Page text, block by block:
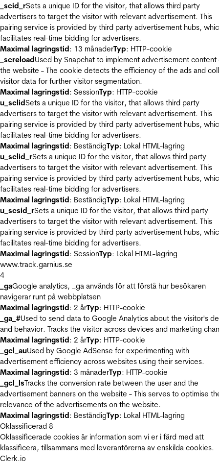
_scid_rSets a unique ID for the visitor, that allows third party
advertisers to target the visitor with relevant advertisement. This
pairing service is provided by third party advertisement hubs,
facilitates real-time bidding for advertisers.
Maximal lagringstid: 13 månaderTyp: HTTP-cookie
_screloadUsed by Snapchat to implement advertisement content
the website - The cookie detects the efficiency of the ads and
visitor data for further visitor segmentation.
Maximal lagringstid: SessionTyp: HTTP-cookie
u_sclidSets a unique ID for the visitor, that allows third party
advertisers to target the visitor with relevant advertisement. This
pairing service is provided by third party advertisement hubs,
facilitates real-time bidding for advertisers.
Maximal lagringstid: BeständigTyp: Lokal HTML-lagring
u_sclid_rSets a unique ID for the visitor, that allows third party
advertisers to target the visitor with relevant advertisement. This
pairing service is provided by third party advertisement hubs,
facilitates real-time bidding for advertisers.
Maximal lagringstid: BeständigTyp: Lokal HTML-lagring
u_scsid_rSets a unique ID for the visitor, that allows third party
advertisers to target the visitor with relevant advertisement. This
pairing service is provided by third party advertisement hubs,
facilitates real-time bidding for advertisers.
Maximal lagringstid: SessionTyp: Lokal HTML-lagring
www.track.garnius.se
4
_gaGoogle analytics, _ga används för att förstå hur besökaren
navigerar runt på webbplatsen
Maximal lagringstid: 2 årTyp: HTTP-cookie
_ga_#Used to send data to Google Analytics about the visitor's
and behavior. Tracks the visitor across devices and marketing
Maximal lagringstid: 2 årTyp: HTTP-cookie
_gcl_auUsed by Google AdSense for experimenting with
advertisement efficiency across websites using their services.
Maximal lagringstid: 3 månaderTyp: HTTP-cookie
_gcl_lsTracks the conversion rate between the user and the
advertisement banners on the website - This serves to optimise
relevance of the advertisements on the website.
Maximal lagringstid: BeständigTyp: Lokal HTML-lagring
Oklassificerad 8
Oklassificerade cookies är information som vi er i färd med att
klassificera, tillsammans med leverantörerna av enskilda cookies.
Clerk.io